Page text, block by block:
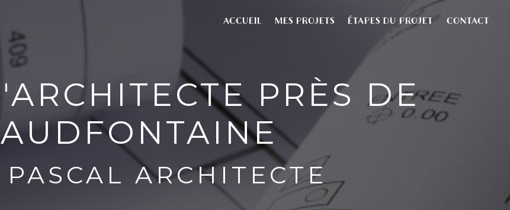
ACCUEIL MES PROJETS ÉTAPES DU PROJET CONTACT
PRÈS DE
ARCHITECTE